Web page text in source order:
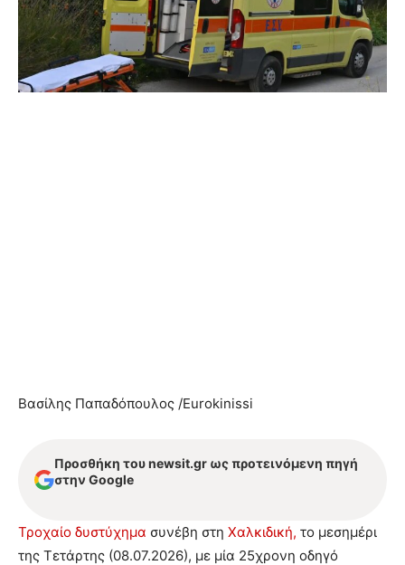
Βασίλης Παπαδόπουλος /Eurokinissi
Προσθήκη του newsit.gr ως προτεινόμενη πηγή
στην Google
Τροχαίο δυστύχημα συνέβη στη Χαλκιδική, το μεσημέρι
της Τετάρτης (08.07.2026), με μία 25χρονη οδηγό